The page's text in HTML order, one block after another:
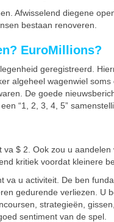
Afwisselend diegene
bestaan renoveren.
EuroMillions?
geregistreerd.
algeheel wagenwiel
De goede
“1, 2, 3, 4, 5”
$ 2. Ook zou u
kritiek voordat kleinere
u activiteit. De ben
gedurende verliezen. U
strategieën,
sentiment van de spel.